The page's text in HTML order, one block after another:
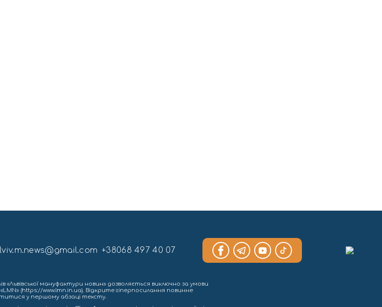
lviv.m.news@gmail.com +38068 497 40 07
мануфактури новин» дозволяється виключно за умови
(https://www.lmn.in.ua). Відкрите гіперпосилання повинне
у першому абзаці тексту.